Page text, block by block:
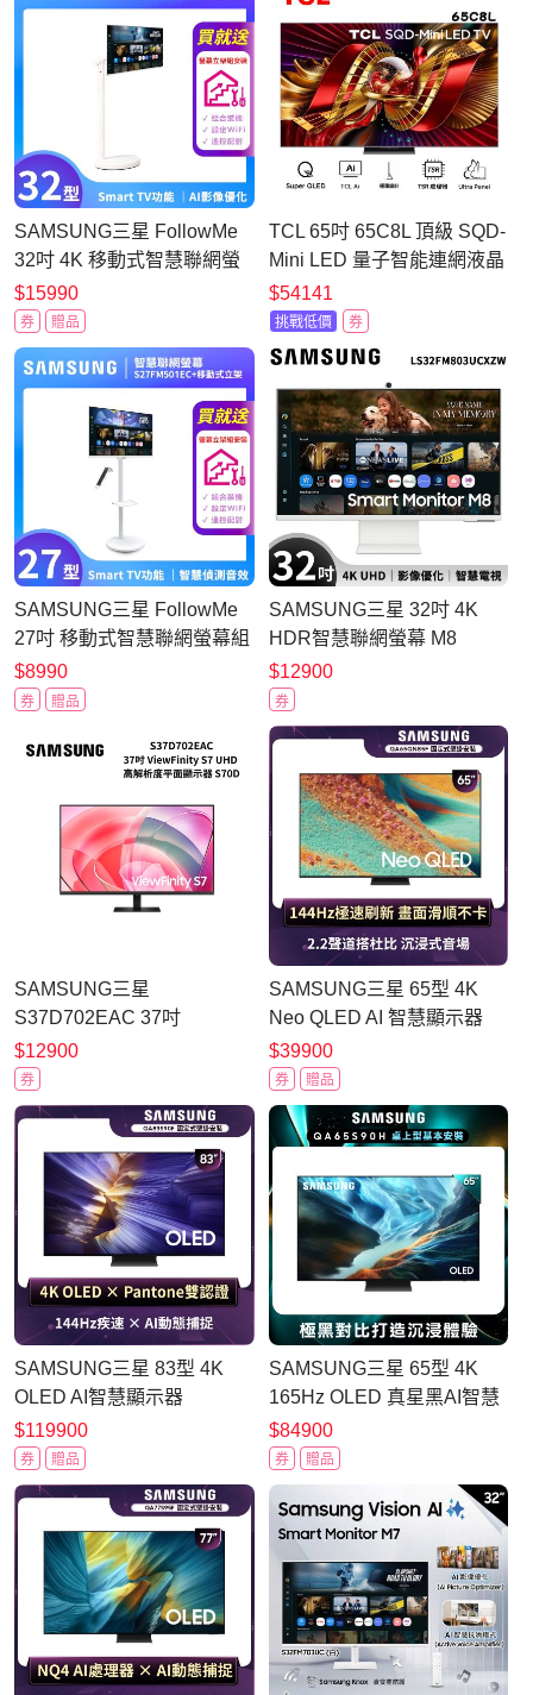
SAMSUNG三星 FollowMe
32吋 4K 移動式智慧聯網螢
幕組-S32FM703UC+立架
PRO
$15990
券 贈品
TCL 65吋 65C8L 頂級 SQD-
Mini LED 量子智能連網液晶
顯示器 C8L
$54141
挑戰低價 券
SAMSUNG三星 FollowMe
27吋 移動式智慧聯網螢幕組
S27FM501EC+立架
$8990
券 贈品
SAMSUNG三星 32吋 4K
HDR智慧聯網螢幕 M8
S32FM803UC
$12900
券
SAMSUNG三星
S37D702EAC 37吋
ViewFinity S7 UHD 高解析
度平面顯示器
$12900
券
SAMSUNG三星 65型 4K
Neo QLED AI 智慧顯示器
QA65QN85FAXXZW 含壁
掛安裝
$39900
券 贈品
SAMSUNG三星 83型 4K
OLED AI智慧顯示器
QA83S90FAEXZW 含壁掛
安裝
$119900
券 贈品
SAMSUNG三星 65型 4K
165Hz OLED 真星黑AI智慧
顯示器 QA65S90HAEXZW
含基本安裝
$84900
券 贈品